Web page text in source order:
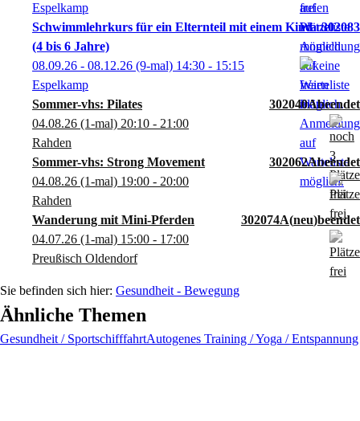
Sommer-vhs: Pilates
302040A
04.08.26 (1-mal) 20:10 - 21:00
Rahden
Sommer-vhs: Strong Movement
302062A
04.08.26 (1-mal) 19:00 - 20:00
Rahden
Wanderung mit Mini-Pferden 302074A neu
04.07.26 (1-mal) 15:00 - 17:00
Preußisch Oldendorf
Espelkamp
Schwimmlehrkurs für ein Elternteil mit einem Kind
(4 bis 6 Jahre)
302083
08.09.26 - 08.12.26 (9-mal) 14:30 - 15:15
Espelkamp
Gesundheit - Bewegung
Ähnliche Themen
Gesundheit / SportschifffahrtAutogenes Training / Yoga / Entspannung